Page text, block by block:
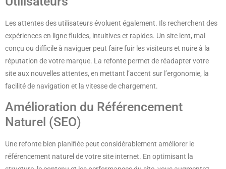
Les attentes des utilisateurs évoluent également. Ils recherchent des
expériences en ligne fluides, intuitives et rapides. Un site lent, mal
conçu ou difficile à naviguer peut faire fuir les visiteurs et nuire à la
réputation de votre marque. La refonte permet de réadapter votre
site aux nouvelles attentes, en mettant l’accent sur l’ergonomie, la
facilité de navigation et la vitesse de chargement.
Amélioration du Référencement
Naturel (SEO)
Une refonte bien planifiée peut considérablement améliorer le
référencement naturel de votre site internet. En optimisant la